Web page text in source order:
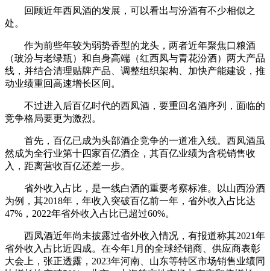
回顾近年西凤酒的发展，可以看出与汾酒有不少相似之
处。
作为前些年较为弱势香型的龙头，两者近年聚焦口粮酒
（玻汾与老绿瓶）和自身高端（红西凤与青花汾酒）两大产品
线，并结合清理贴牌产品、调整组织架构、加快产能建设，推
动业绩重回高速增长区间。
不过进入后百亿时代的西凤酒，要重回名酒序列，面临的
竞争格局要更为激烈。
首先，百亿已成为头部酒企竞争的一道准入线。西凤酒虽
然成为全行业第十四家百亿酒企，其百亿业绩为含税销售收
入，距离营收百亿还差一步。
省外收入占比，是一线白酒的重要考察标准。以山西汾酒
为例，其2018年，年收入突破百亿前一年，省外收入占比达
47%，2022年省外收入占比已超过60%。
西凤酒近年尚未披露过省外收入情况，有报道称其2021年
省外收入占比近四成。在今年1月的全球经销商、供应商表彰
大会上，张正透露，2023年河南、山东等特区市场销售业绩同